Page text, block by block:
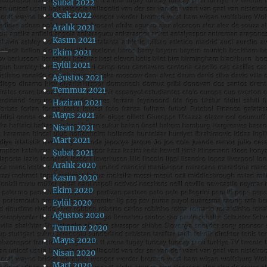
Şubat 2022
Ocak 2022
Aralık 2021
Kasım 2021
Ekim 2021
Eylül 2021
Ağustos 2021
Temmuz 2021
Haziran 2021
Mayıs 2021
Nisan 2021
Mart 2021
Şubat 2021
Aralık 2020
Kasım 2020
Ekim 2020
Eylül 2020
Ağustos 2020
Temmuz 2020
Mayıs 2020
Nisan 2020